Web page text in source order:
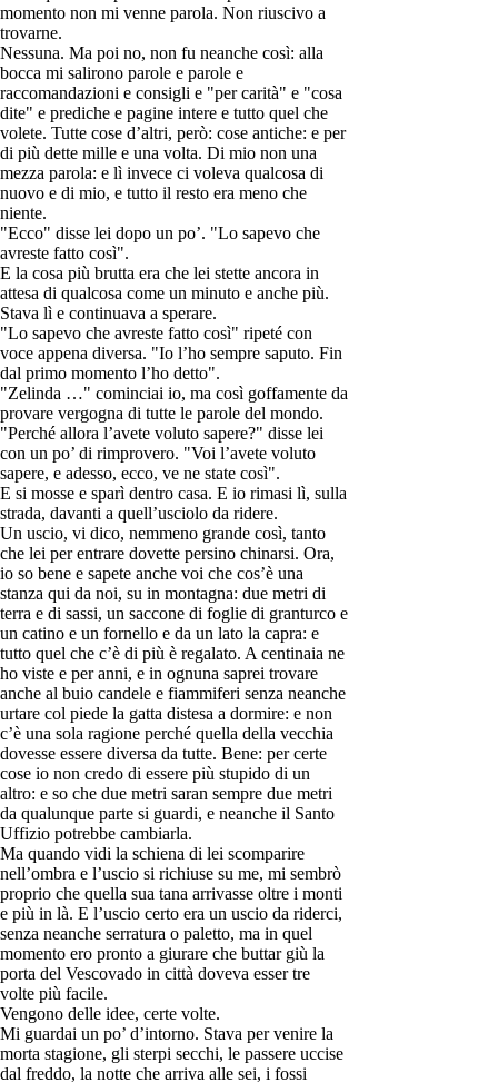
momento non mi venne parola. Non riuscivo a
trovarne.
Nessuna. Ma poi no, non fu neanche così: alla
bocca mi salirono parole e parole e
raccomandazioni e consigli e "per carità" e "cosa
dite" e prediche e pagine intere e tutto quel che
volete. Tutte cose d’altri, però: cose antiche: e per
di più dette mille e una volta. Di mio non una
mezza parola: e lì invece ci voleva qualcosa di
nuovo e di mio, e tutto il resto era meno che
niente.
"Ecco" disse lei dopo un po’. "Lo sapevo che
avreste fatto così".
E la cosa più brutta era che lei stette ancora in
attesa di qualcosa come un minuto e anche più.
Stava lì e continuava a sperare.
"Lo sapevo che avreste fatto così" ripeté con
voce appena diversa. "Io l’ho sempre saputo. Fin
dal primo momento l’ho detto".
"Zelinda …" cominciai io, ma così goffamente da
provare vergogna di tutte le parole del mondo.
"Perché allora l’avete voluto sapere?" disse lei
con un po’ di rimprovero. "Voi l’avete voluto
sapere, e adesso, ecco, ve ne state così".
E si mosse e sparì dentro casa. E io rimasi lì, sulla
strada, davanti a quell’usciolo da ridere.
Un uscio, vi dico, nemmeno grande così, tanto
che lei per entrare dovette persino chinarsi. Ora,
io so bene e sapete anche voi che cos’è una
stanza qui da noi, su in montagna: due metri di
terra e di sassi, un saccone di foglie di granturco e
un catino e un fornello e da un lato la capra: e
tutto quel che c’è di più è regalato. A centinaia ne
ho viste e per anni, e in ognuna saprei trovare
anche al buio candele e fiammiferi senza neanche
urtare col piede la gatta distesa a dormire: e non
c’è una sola ragione perché quella della vecchia
dovesse essere diversa da tutte. Bene: per certe
cose io non credo di essere più stupido di un
altro: e so che due metri saran sempre due metri
da qualunque parte si guardi, e neanche il Santo
Uffizio potrebbe cambiarla.
Ma quando vidi la schiena di lei scomparire
nell’ombra e l’uscio si richiuse su me, mi sembrò
proprio che quella sua tana arrivasse oltre i monti
e più in là. E l’uscio certo era un uscio da riderci,
senza neanche serratura o paletto, ma in quel
momento ero pronto a giurare che buttar giù la
porta del Vescovado in città doveva esser tre
volte più facile.
Vengono delle idee, certe volte.
Mi guardai un po’ d’intorno. Stava per venire la
morta stagione, gli sterpi secchi, le passere uccise
dal freddo, la notte che arriva alle sei, i fossi